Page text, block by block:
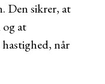
Den sikrer, at
at
når